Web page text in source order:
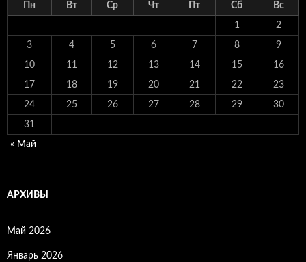
Пн Вт Ср Чт Пт Сб Вс
1 2
3 4 5 6 7 8 9
10 11 12 13 14 15 16
17 18 19 20 21 22 23
24 25 26 27 28 29 30
31
« Май
АРХИВЫ
Май 2026
Январь 2026